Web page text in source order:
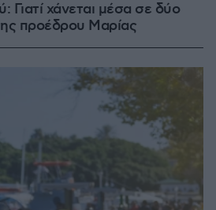
Γιατί χάνεται μέσα σε δύο
προέδρου Μαρίας